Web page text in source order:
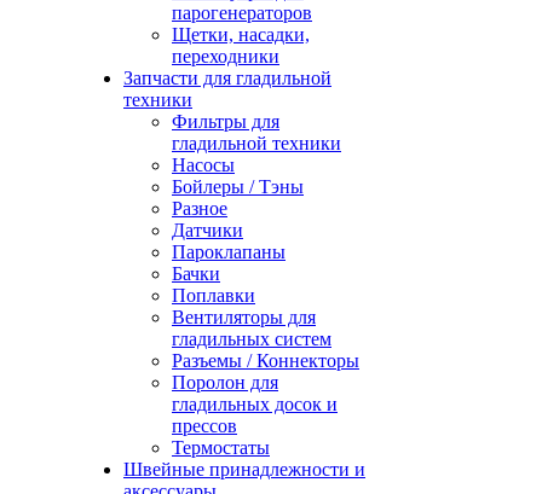
парогенераторов
Щетки, насадки,
переходники
Запчасти для гладильной
техники
Фильтры для
гладильной техники
Насосы
Бойлеры / Тэны
Разное
Датчики
Пароклапаны
Бачки
Поплавки
Вентиляторы для
гладильных систем
Разъемы / Коннекторы
Поролон для
гладильных досок и
прессов
Термостаты
Швейные принадлежности и